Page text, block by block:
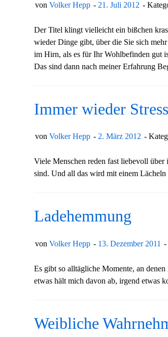
von Volker Hepp 21. Juli 2012
Der Titel klingt vielleicht ein bißchen
wieder Dinge gibt, über die Sie sich
im Hirn, als es für Ihr Wohlbefinden gut
Das sind dann nach meiner Erfahrung
Immer wieder
von Volker Hepp 2. März 2012
Viele Menschen reden fast liebevoll
sind. Und all das wird mit einem
Ladehemmung
von Volker Hepp 13. Dezember 2011
Es gibt so alltägliche Momente, an
etwas hält mich davon ab, irgend etwas
Weibliche